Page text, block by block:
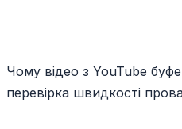
Чому відео з YouTube
перевірка швидкості